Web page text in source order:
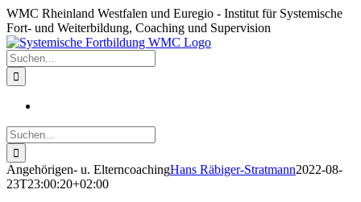
Zum
Inhalt
springen
WMC Rheinland Westfalen und Euregio - Institut für Systemische
Fort- und Weiterbildung, Coaching und Supervision
Suche
nach:
Suche
nach:
Angehörigen- u. ElterncoachingHans Räbiger-Stratmann2022-08-
23T23:00:20+02:00